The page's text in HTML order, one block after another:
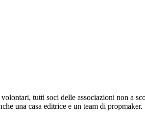
tutti soci delle associazioni non
una casa editrice e un team di